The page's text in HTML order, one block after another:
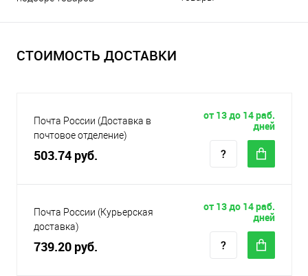
СТОИМОСТЬ ДОСТАВКИ
Почта России (Доставка в
почтовое отделение)
503.74 руб.
от 13 до 14 раб.
дней
Почта России (Курьерская
доставка)
739.20 руб.
от 13 до 14 раб.
дней